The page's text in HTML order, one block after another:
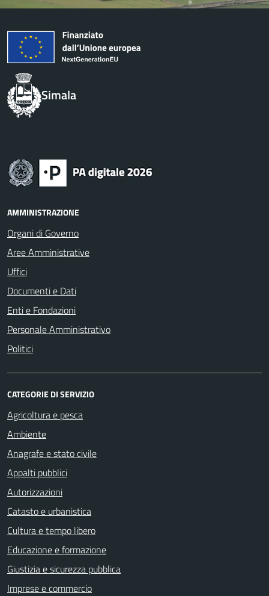
Simala
AMMINISTRAZIONE
Organi di Governo
Aree Amministrative
Uffici
Documenti e Dati
Enti e Fondazioni
Personale Amministrativo
Politici
CATEGORIE DI SERVIZIO
Agricoltura e pesca
Ambiente
Anagrafe e stato civile
Appalti pubblici
Autorizzazioni
Catasto e urbanistica
Cultura e tempo libero
Educazione e formazione
Giustizia e sicurezza pubblica
Imprese e commercio